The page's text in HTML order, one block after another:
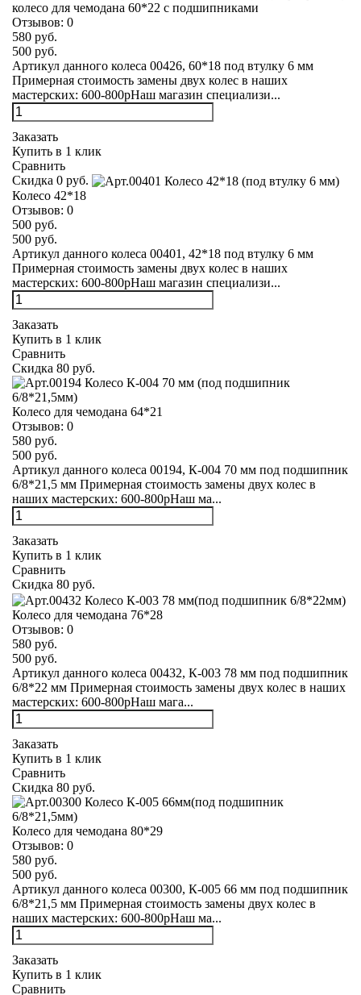
колесо для чемодана 60*22 с подшипниками
Отзывов: 0
580 руб.
500 руб.
Артикул данного колеса 00426, 60*18 под втулку 6 мм
Примерная стоимость замены двух колес в наших
мастерских: 600-800рНаш магазин специализи...
Заказать
Купить в 1 клик
Сравнить
Скидка 0 руб.
Колесо 42*18
Отзывов: 0
500 руб.
500 руб.
Артикул данного колеса 00401, 42*18 под втулку 6 мм
Примерная стоимость замены двух колес в наших
мастерских: 600-800рНаш магазин специализи...
Заказать
Купить в 1 клик
Сравнить
Скидка 80 руб.
Колесо для чемодана 64*21
Отзывов: 0
580 руб.
500 руб.
Артикул данного колеса 00194, К-004 70 мм под подшипник
6/8*21,5 мм Примерная стоимость замены двух колес в
наших мастерских: 600-800рНаш ма...
Заказать
Купить в 1 клик
Сравнить
Скидка 80 руб.
Колесо для чемодана 76*28
Отзывов: 0
580 руб.
500 руб.
Артикул данного колеса 00432, К-003 78 мм под подшипник
6/8*22 мм Примерная стоимость замены двух колес в наших
мастерских: 600-800рНаш мага...
Заказать
Купить в 1 клик
Сравнить
Скидка 80 руб.
Колесо для чемодана 80*29
Отзывов: 0
580 руб.
500 руб.
Артикул данного колеса 00300, К-005 66 мм под подшипник
6/8*21,5 мм Примерная стоимость замены двух колес в
наших мастерских: 600-800рНаш ма...
Заказать
Купить в 1 клик
Сравнить